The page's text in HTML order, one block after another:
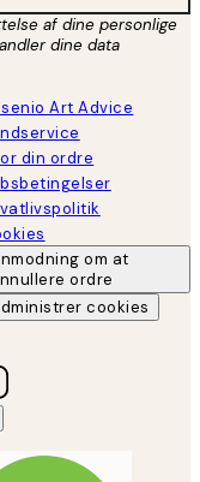
af dine personlige
dine data
Art Advice
din ordre
om at
ordre
cookies